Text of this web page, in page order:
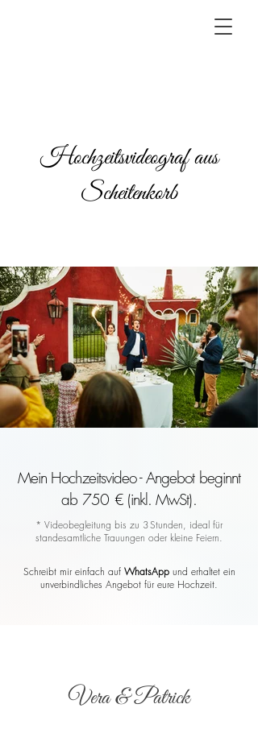
Hochzeitsvideograf aus
Scheitenkorb
Mein Hochzeitsvideo - Angebot beginnt
ab 750 € (inkl. MwSt).
* Videobegleitung bis zu 3 Stunden, ideal für
standesamtliche Trauungen oder kleine Feiern.
Schreibt mir einfach auf WhatsAppund erhaltet ein
unverbindliches Angebot für eure Hochzeit.
Vera & Patrick